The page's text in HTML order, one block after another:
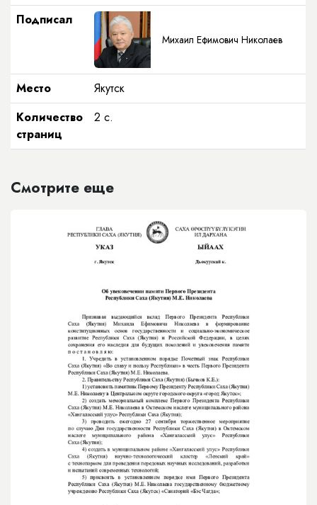
Подписал
Михаил Ефимович Николаев
Место
Якутск
Количество
страниц
2 с.
Смотрите еще